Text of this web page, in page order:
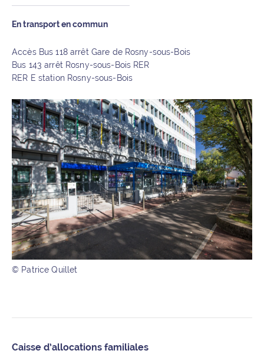
En transport en commun
Accès Bus 118 arrêt Gare de Rosny-sous-Bois
Bus 143 arrêt Rosny-sous-Bois RER
RER E station Rosny-sous-Bois
© Patrice Quillet
Informations supplémentaires
Caisse d’allocations familiales